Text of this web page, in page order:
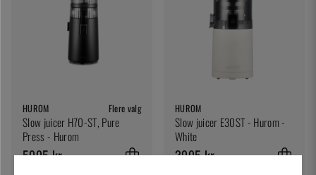
HUROM Flere valg
Slow juicer H70-ST, Pure
Press - Hurom
5995 kr
HUROM
Slow juicer E30ST - Hurom -
White
3995 kr